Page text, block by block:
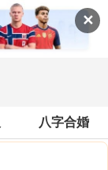
✕
八字合婚